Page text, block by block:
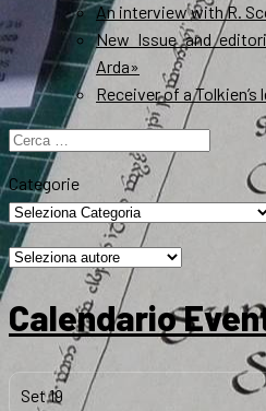
An interview with R.
New Issue and
Arda»
Receiver of a
Ricerca
per:
Categorie
Calendario
Set19